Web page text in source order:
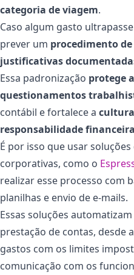
categoria de viagem.
Caso algum gasto
prever um procedimento de
justificativas
Essa padronização protege
questionamentos
contábil e fortalece a
responsabilidade financeira
É por isso que usar
corporativas, como o
realizar esse processo com
planilhas e envio de e-mails.
Essas soluções
prestação de contas, desde
gastos com os limites
comunicação com os